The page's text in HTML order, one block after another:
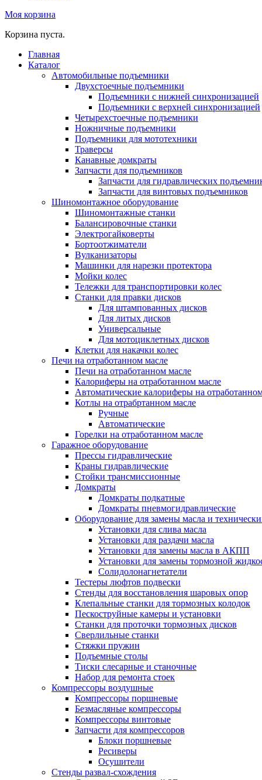
Моя корзина
Корзина пуста.
Главная
Каталог
Автомобильные подъемники
Двухстоечные подъемники
Подъемники с нижней синхронизацией
Подъемники с верхней синхронизацией
Четырехстоечные подъемники
Ножничные подъемники
Подъемники для мототехники
Траверсы
Канавные домкраты
Запчасти для подъемников
Запчасти для гидравлических
Запчасти для винтовых подъемников
Шиномонтажное оборудование
Шиномонтажные станки
Балансировочные станки
Электрогайковерты
Бортоотжиматели
Вулканизаторы
Машинки для нарезки протектора
Мойки колес
Тележки для транспортировки колес
Станки для правки дисков
Для штампованных дисков
Для литых дисков
Универсальные
Для мотоциклетных дисков
Клетки для накачки колес
Печи на отработанном масле
Печи на отработанном масле
Калориферы на отработанном масле
Автоматические калориферы на
Котлы на отрабртанном масле
Ручные
Автоматические
Горелки на отработанном масле
Гаражное оборудование
Прессы гидравлические
Краны гидравлические
Стойки трансмиссионные
Домкраты
Домкраты подкатные
Домкраты пневмогидравлические
Оборудование для замены масла и
Установки для слива масла
Установки для раздачи масла
Установки для замены масла в АКПП
Установки для замены тормозной
Солидолонагнетатели
Тестеры люфтов подвески
Стенды для восстановления шаровых опор
Клепальные станки для тормозных колодок
Пескоструйные камеры и установки
Станки для проточки тормозных дисков
Сверлильные станки
Стяжки пружин
Подъемные столы
Тиски слесарные и станочные
Набор для ремонта стоек
Компрессоры воздушные
Компрессоры поршневые
Безмасляные компрессоры
Компрессоры винтовые
Запчасти для компрессоров
Блоки поршневые
Ресиверы
Осушители
Стенды развал-схождения